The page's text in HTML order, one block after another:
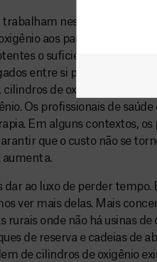
trabalham nesses lugares
aos pacientes. Na
o suficiente para um
entre si para aumentar
cilindros de oxigênio foram
Os profissionais de
Em alguns contextos,
que o custo não se
aumenta.
dar ao luxo de perder
ver mais delas. Mais
rurais onde não há usinas de
de reserva e cadeias de
de cilindros de oxigênio